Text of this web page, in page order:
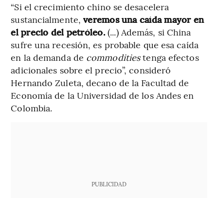
“Si el crecimiento chino se desacelera
sustancialmente,veremos una caída mayor en
el precio del petróleo.(...) Además, si China
sufre una recesión, es probable que esa caída
en la demanda de commoditiestenga efectos
adicionales sobre el precio”, consideró
Hernando Zuleta, decano de la Facultad de
Economía de la Universidad de los Andes en
Colombia.
PUBLICIDAD